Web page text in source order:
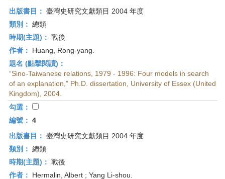
出版書目： 臺灣史研究文獻類目 2004 年度
類別： 總類
時期(主題)： 戰後
作者：
Huang, Rong-yang.
題名 (點擊閱讀)：
“Sino-Taiwanese relations, 1979 - 1996: Four models in search
of an explanation,” Ph.D. dissertation, University of Essex (United
Kingdom), 2004.
勾選：
編號： 4
出版書目： 臺灣史研究文獻類目 2004 年度
類別： 總類
時期(主題)： 戰後
作者：
Hermalin, Albert ; Yang Li-shou.